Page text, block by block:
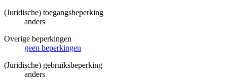
(Juridische) toegangsbeperking
anders
Overige beperkingen
geen beperkingen
(Juridische) gebruiksbeperking
anders